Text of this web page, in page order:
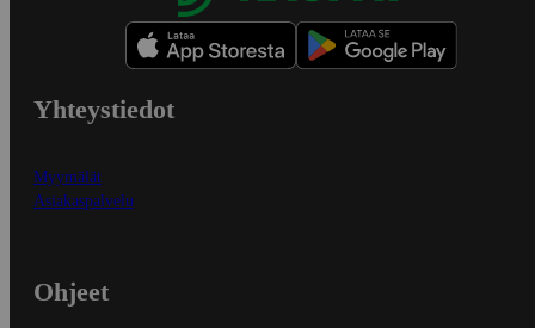
Yhteystiedot
Myymälät
Asiakaspalvelu
Ohjeet